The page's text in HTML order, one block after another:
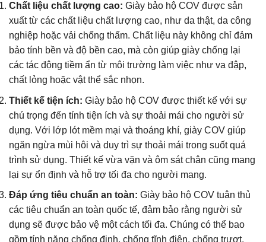
Chất liệu chất lượng cao: Giày bảo hộ COV được sản
xuất từ các chất liệu chất lượng cao, như da thật, da công
nghiệp hoặc vải chống thấm. Chất liệu này không chỉ đảm
bảo tính bền và độ bền cao, mà còn giúp giày chống lại
các tác động tiềm ẩn từ môi trường làm việc như va đập,
chất lỏng hoặc vật thể sắc nhọn.
Thiết kế tiện ích: Giày bảo hộ COV được thiết kế với sự
chú trọng đến tính tiện ích và sự thoải mái cho người sử
dụng. Với lớp lót mềm mại và thoáng khí, giày COV giúp
ngăn ngừa mùi hôi và duy trì sự thoải mái trong suốt quá
trình sử dụng. Thiết kế vừa vặn và ôm sát chân cũng mang
lại sự ổn định và hỗ trợ tối đa cho người mang.
Đáp ứng tiêu chuẩn an toàn: Giày bảo hộ COV tuân thủ
các tiêu chuẩn an toàn quốc tế, đảm bảo rằng người sử
dụng sẽ được bảo vệ một cách tối đa. Chúng có thể bao
gồm tính năng chống đinh, chống tĩnh điện, chống trượt,